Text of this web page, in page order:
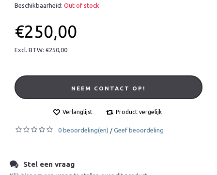
Beschikbaarheid: Out of stock
€250,00
Excl. BTW: €250,00
NEEM CONTACT OP!
Verlanglijst Product vergelijk
0 beoordeling(en) / Geef beoordeling
Stel een vraag